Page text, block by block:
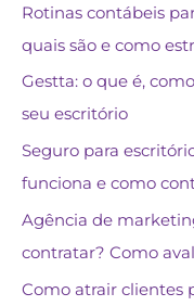
Rotinas contábeis
quais são e como
Gestta: o que é,
seu escritório
Seguro para
funciona e como
Agência de
contratar? Como
Como atrair clientes